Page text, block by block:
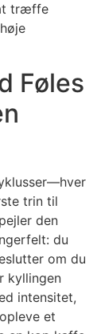
træffe
Føles
trin til
den
du
om du
kyllingen
intensitet,
et